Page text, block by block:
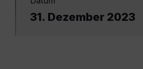
31. Dezember 2023